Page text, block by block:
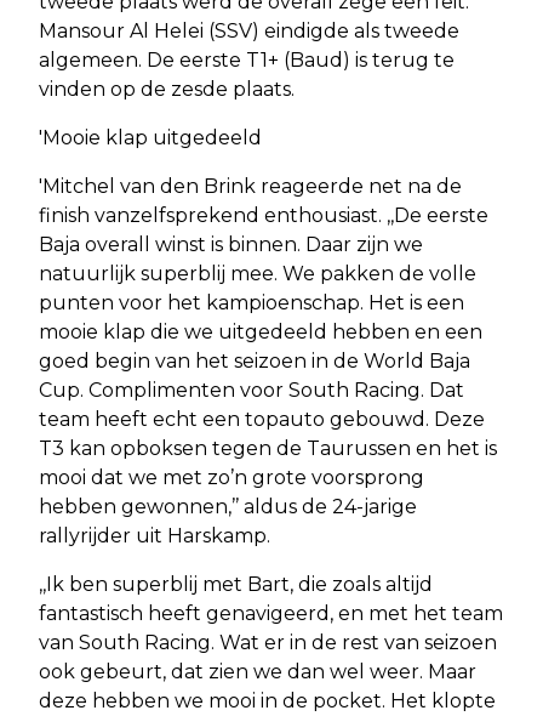
Mansour Al Helei (SSV) eindigde als tweede
algemeen. De eerste T1+ (Baud) is terug te
vinden op de zesde plaats.
'Mooie klap uitgedeeld
'Mitchel van den Brink reageerde net na de
finish vanzelfsprekend enthousiast. ,,De eerste
Baja overall winst is binnen. Daar zijn we
natuurlijk superblij mee. We pakken de volle
punten voor het kampioenschap. Het is een
mooie klap die we uitgedeeld hebben en een
goed begin van het seizoen in de World Baja
Cup. Complimenten voor South Racing. Dat
team heeft echt een topauto gebouwd. Deze
T3 kan opboksen tegen de Taurussen en het is
mooi dat we met zo’n grote voorsprong
hebben gewonnen,’’ aldus de 24-jarige
rallyrijder uit Harskamp.
,,Ik ben superblij met Bart, die zoals altijd
fantastisch heeft genavigeerd, en met het team
van South Racing. Wat er in de rest van seizoen
ook gebeurt, dat zien we dan wel weer. Maar
deze hebben we mooi in de pocket. Het klopte